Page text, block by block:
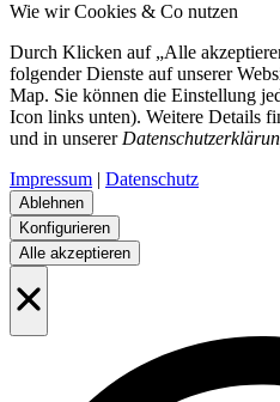
Wie wir Cookies & Co nutzen
Durch Klicken auf „Alle
folgender Dienste auf unserer
Map. Sie können die Einstellung
Icon links unten). Weitere Details
und in unserer
Impressum | Datenschutz
Ablehnen
Konfigurieren
Alle akzeptieren